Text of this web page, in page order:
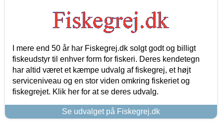
I mere end 50 år har Fiskegrej.dk solgt godt og billigt
fiskeudstyr til enhver form for fiskeri. Deres kendetegn
har altid været et kæmpe udvalg af fiskegrej, et højt
serviceniveau og en stor viden omkring fiskeriet og
fiskegrejet. Klik her for at se deres udvalg.
Se udvalget på Fiskegrej.dk